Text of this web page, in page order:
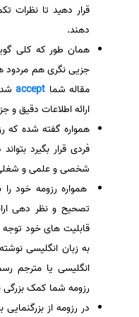
قرار دهید تا نظرات
دهند.
همان طور که کلی
جزیی نگری هم مردود
مقاله شما accept
ارائه اطلاعات دقیق و
همواره گفته شده
فردی قرار بگیرد
شخصی و علمی و
همواره رزومه خود
تصحیح و نظر دهی
قابلیت های خود توجه
به زبان انگلیسی
انگلیسی یا مترجم
رزومه شما کمک
در رزومه از بزرگنمایی